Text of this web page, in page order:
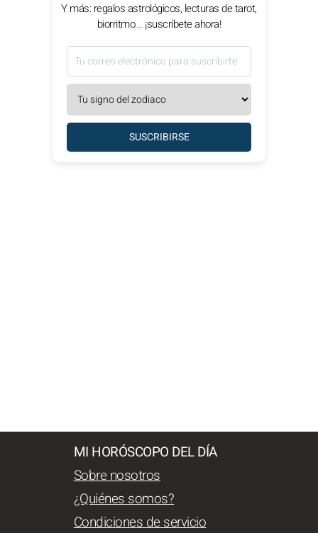
Y más: regalos astrológicos, lecturas de tarot,
biorritmo... ¡suscríbete ahora!
SUSCRIBIRSE
MI HORÓSCOPO DEL DÍA
Sobre nosotros
¿Quiénes somos?
Condiciones de servicio